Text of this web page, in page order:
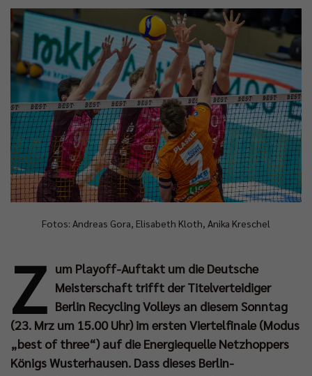
Fotos: Andreas Gora, Elisabeth Kloth, Anika Kreschel
Z um Playoff-Auftakt um die Deutsche
Meisterschaft trifft der Titelverteidiger
Berlin Recycling Volleys an diesem Sonntag
(23. Mrz um 15.00 Uhr) im ersten Viertelfinale (Modus
„best of three“) auf die Energiequelle Netzhoppers
Königs Wusterhausen. Dass dieses Berlin-